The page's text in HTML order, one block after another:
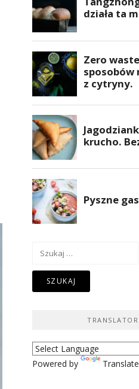
Szukaj:
TRANSLATOR
Powered by Translate